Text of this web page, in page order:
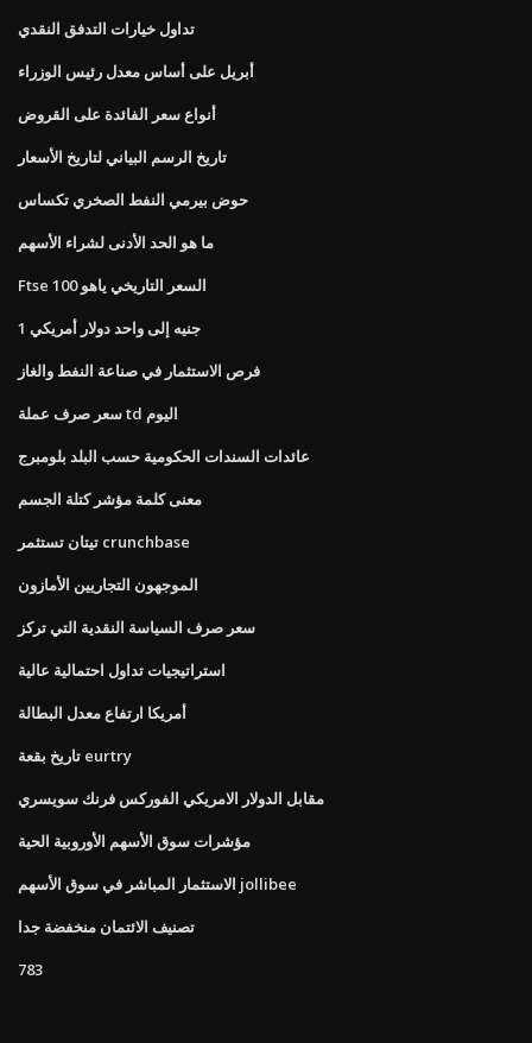
تداول خيارات التدفق النقدي
أبريل على أساس معدل رئيس الوزراء
أنواع سعر الفائدة على القروض
تاريخ الرسم البياني لتاريخ الأسعار
حوض بيرمي النفط الصخري تكساس
ما هو الحد الأدنى لشراء الأسهم
Ftse 100 السعر التاريخي ياهو
1 جنيه إلى واحد دولار أمريكي
فرص الاستثمار في صناعة النفط والغاز
سعر صرف عملة td اليوم
عائدات السندات الحكومية حسب البلد بلومبرج
معنى كلمة مؤشر كتلة الجسم
تيتان تستثمر crunchbase
الموجهون التجاريين الأمازون
سعر صرف السياسة النقدية التي تركز
استراتيجيات تداول احتمالية عالية
أمريكا ارتفاع معدل البطالة
تاريخ بقعة eurtry
مقابل الدولار الامريكي الفوركس فرنك سويسري
مؤشرات سوق الأسهم الأوروبية الحية
الاستثمار المباشر في سوق الأسهم jollibee
تصنيف الائتمان منخفضة جدا
783